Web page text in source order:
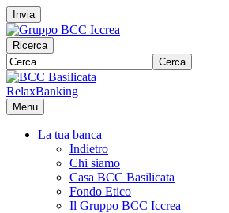
Invia
Ricerca
Cerca
RelaxBanking
Menu
La tua banca
Indietro
Chi siamo
Casa BCC Basilicata
Fondo Etico
Il Gruppo BCC Iccrea